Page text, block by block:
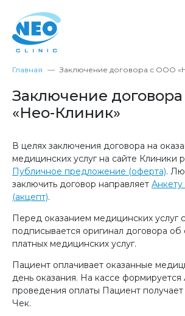
Главная Заключение договора с ООО
Заключение
«Нео-Клиник»
В целях заключения договора на
медицинских услуг на сайте Клиники
Публичное предложение (оферта).
заключить договор направляет
(акцепт).
Перед оказанием медицинских услуг
подписывается оригинал договора об
платных медицинских услуг.
Пациент оплачивает оказанные
день оказания. На кассе формируется
проведения оплаты Пациент получает
Чек.